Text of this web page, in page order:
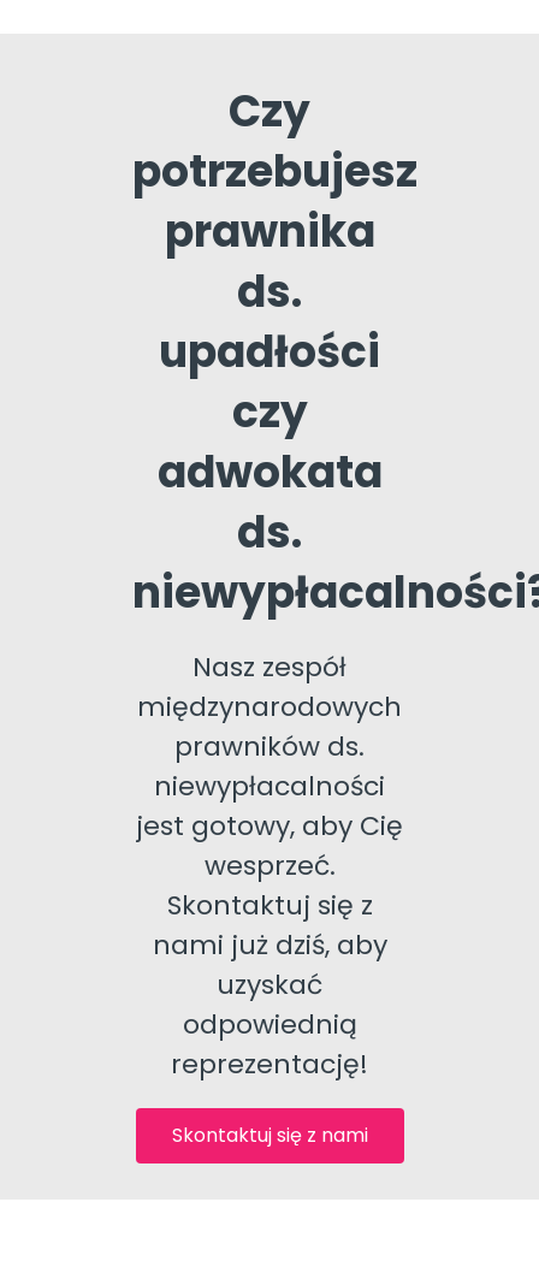
Czy
potrzebujesz
prawnika
ds.
upadłości
czy
adwokata
ds.
Nasz zespół
międzynarodowych
prawników ds.
niewypłacalności
jest gotowy, aby Cię
wesprzeć.
Skontaktuj się z
nami już dziś, aby
uzyskać
odpowiednią
reprezentację!
Skontaktuj się z nami